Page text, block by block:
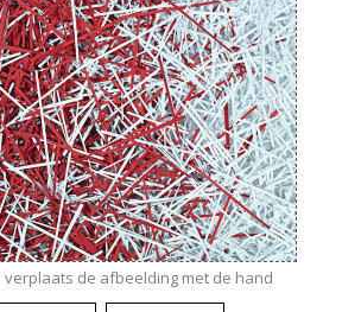
verplaats de afbeelding met de hand